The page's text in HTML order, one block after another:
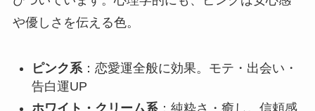
や優しさを伝える色。
ピンク系：恋愛運全般に効果。モテ・出会い・
告白運UP
ホワイト・クリーム系：純粋さ・癒し。信頼感